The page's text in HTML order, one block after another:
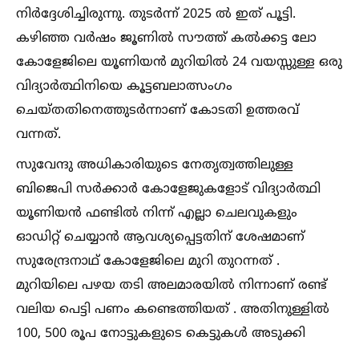
നിർദ്ദേശിച്ചിരുന്നു. തുടർന്ന് 2025 ല്‍ ഇത് പൂട്ടി.
കഴിഞ്ഞ വർഷം ജൂണില്‍ സൗത്ത് കല്‍ക്കട്ട ലോ
കോളേജിലെ യൂണിയൻ മുറിയില്‍ 24 വയസ്സുള്ള ഒരു
വിദ്യാർത്ഥിനിയെ കൂട്ടബലാത്സംഗം
ചെയ്തതിനെത്തുടർന്നാണ് കോടതി ഉത്തരവ്
വന്നത്.
സുവേന്ദു അധികാരിയുടെ നേതൃത്വത്തിലുള്ള
ബിജെപി സർക്കാർ കോളേജുകളോട് വിദ്യാർത്ഥി
യൂണിയൻ ഫണ്ടില്‍ നിന്ന് എല്ലാ ചെലവുകളും
ഓഡിറ്റ് ചെയ്യാൻ ആവശ്യപ്പെട്ടതിന് ശേഷമാണ്
സുരേന്ദ്രനാഥ് കോളേജിലെ മുറി തുറന്നത് .
മുറിയിലെ പഴയ തടി അലമാരയില്‍ നിന്നാണ് രണ്ട്
വലിയ പെട്ടി പണം കണ്ടെത്തിയത് . അതിനുള്ളില്‍
100, 500 രൂപ നോട്ടുകളുടെ കെട്ടുകള്‍ അടുക്കി